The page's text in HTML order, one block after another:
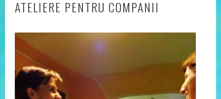
ATELIERE PENTRU COMPANII